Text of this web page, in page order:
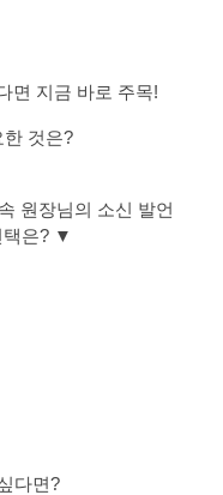
면 지금 바로 주목!
한 것은?
원장님의 소신 발언
택은? ▼
다면?